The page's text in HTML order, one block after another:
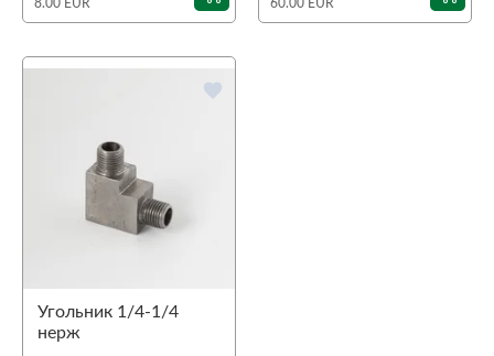
8.00 EUR 60.00 EUR
favorite
Угольник 1/4-1/4
нерж